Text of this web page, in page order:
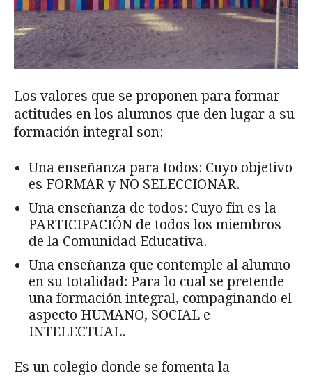
Los valores que se proponen para formar
actitudes en los alumnos que den lugar a su
formación integral son:
Una enseñanza para todos: Cuyo objetivo
es FORMAR y NO SELECCIONAR.
Una enseñanza de todos: Cuyo fin es la
PARTICIPACIÓN de todos los miembros
de la Comunidad Educativa.
Una enseñanza que contemple al alumno
en su totalidad: Para lo cual se pretende
una formación integral, compaginando el
aspecto HUMANO, SOCIAL e
INTELECTUAL.
Es un colegio donde se fomenta la